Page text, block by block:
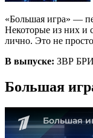
«Большая игра» —
Некоторые из них и
лично. Это не
В выпуске: ЗВР
Большая